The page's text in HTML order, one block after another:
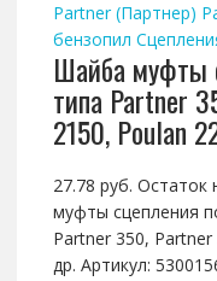
Partner (Партнер)
бензопил
Шайба муфты
типа Partner
2150, Poulan
27.78 руб.
муфты сцепления
Partner 350,
др. Артикул: